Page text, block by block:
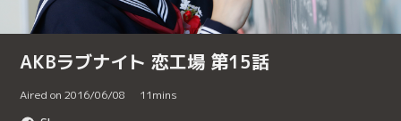
AKBラブナイト 恋工場 第15話
Aired on 2016/06/08 11mins